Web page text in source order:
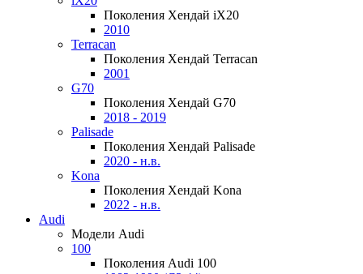
Поколения Хендай iX20
2010
Terracan
Поколения Хендай Terracan
2001
G70
Поколения Хендай G70
2018 - 2019
Palisade
Поколения Хендай Palisade
2020 - н.в.
Kona
Поколения Хендай Kona
2022 - н.в.
Audi
Модели Audi
100
Поколения Audi 100